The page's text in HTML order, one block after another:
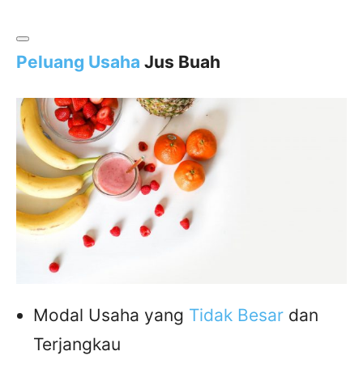
Peluang Usaha Jus Buah
Modal Usaha yang Tidak Besar dan
Terjangkau